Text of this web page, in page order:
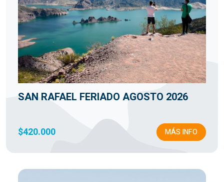
SAN RAFAEL FERIADO AGOSTO 2026
$420.000 MÁS INFO